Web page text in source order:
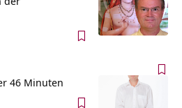
46 Minuten